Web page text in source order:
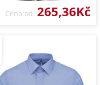
Cena od 265,36Kč